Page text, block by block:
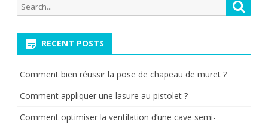
Search
for:
RECENT POSTS
Comment bien réussir la pose de chapeau de muret ?
Comment appliquer une lasure au pistolet ?
Comment optimiser la ventilation d’une cave semi-